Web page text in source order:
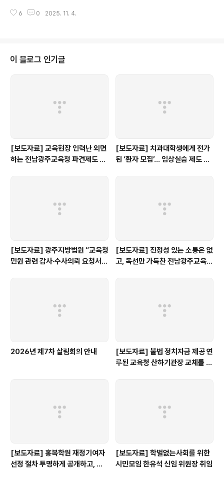
6 0 2025. 11. 4.
이 블로그 인기글
[보도자료] 교육현장 인력난 외면
하는 전남광주교육청 파견제도 재
[보도자료] 치과대학생에게 전가
된 ‘환자 모집’… 임상실습 제도 개
[보도자료] 광주지방법원 “교육청
민원 관련 감사·수사의뢰 요청서,
[보도자료] 진정성 있는 소통은 없
고, 독선만 가득찬 전남광주교육감
2026년 제7차 살림회의 안내
[보도자료] 불법 정치자금 제공 연
루된 교육청 산하기관장 교체를 촉
[보도자료] 홍복학원 재정기여자
선정 절차 투명하게 공개하고, 철
[보도자료] 학벌없는사회를 위한
시민모임 한유석 신임 위원장 취임